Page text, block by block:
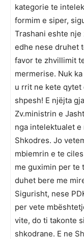
kategorie te
formim e siper,
Trashani eshte
edhe nese druhet
favor te zhvillimit
mermerise. Nuk
u rrit ne kete
shpesh! E njëjta
Zv.ministrin e
nga intelektualet
Shkodres. Jo
mbiemrin e te
me guximin per te
duhet bere me
Sigurisht, nese
per vete
vite, do ti takonte
shkodrane. E ne